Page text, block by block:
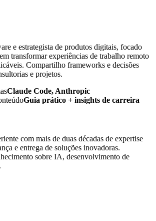
e estrategista de produtos digitais, focado
transformar experiências de trabalho remoto
Compartilho frameworks e decisões
e projetos.
Claude Code, Anthropic
Guia prático + insights de carreira
com mais de duas décadas de expertise
e entrega de soluções inovadoras.
sobre IA, desenvolvimento de